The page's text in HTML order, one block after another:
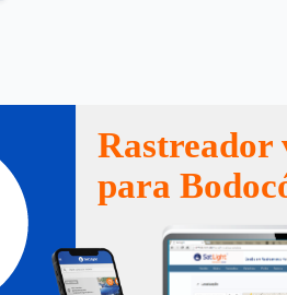
Rastreador
para